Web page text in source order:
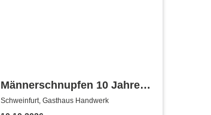
Männerschnupfen 10 Jahre
Jubiläumsshow
Schweinfurt, Gasthaus Handwerk